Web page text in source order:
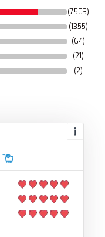
(7503)
(1355)
(64)
(21)
(2)